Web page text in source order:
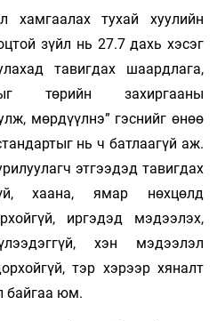
хамгаалах тухай хуулийн
зүйл нь 27.7 дахь хэсэг
тавигдах шаардлага,
төрийн захиргааны
мөрдүүлнэ” гэснийг өнөө
нь ч батлаагүй аж.
этгээдэд тавигдах
хаана, ямар нөхцөлд
иргэдэд мэдээлэх,
хэн мэдээлэл
тэр хэрээр хяналт
байгаа юм.